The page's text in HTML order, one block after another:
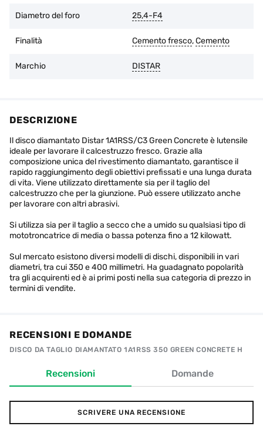
Diametro del foro 25,4-F4
Finalità Cemento fresco,Cemento
Marchio DISTAR
DESCRIZIONE
Il disco diamantato Distar 1A1RSS/C3 Green Concrete è lutensile
ideale per lavorare il calcestruzzo fresco. Grazie alla
composizione unica del rivestimento diamantato, garantisce il
rapido raggiungimento degli obiettivi prefissati e una lunga durata
di vita. Viene utilizzato direttamente sia per il taglio del
calcestruzzo che per la giunzione. Può essere utilizzato anche
per lavorare con altri abrasivi.
Si utilizza sia per il taglio a secco che a umido su qualsiasi tipo di
mototroncatrice di media o bassa potenza fino a 12 kilowatt.
Sul mercato esistono diversi modelli di dischi, disponibili in vari
diametri, tra cui 350 e 400 millimetri. Ha guadagnato popolarità
tra gli acquirenti ed è ai primi posti nella sua categoria di prezzo in
termini di vendite.
RECENSIONI E DOMANDE
DISCO DA TAGLIO DIAMANTATO 1A1RSS 350 GREEN CONCRETE H
Recensioni Domande
SCRIVERE UNA RECENSIONE